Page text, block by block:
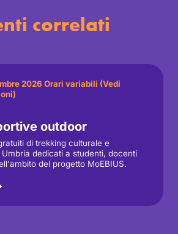
correlati
2026 Orari variabili (Vedi
outdoor
di trekking culturale e
dedicati a studenti, docenti
del progetto MoEBIUS.